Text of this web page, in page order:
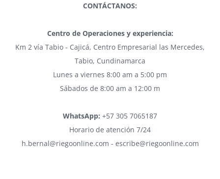
CONTÁCTANOS:
Centro de Operaciones y experiencia:
Km 2 vía Tabio - Cajicá, Centro Empresarial las Mercedes,
Tabio, Cundinamarca
Lunes a viernes 8:00 am a 5:00 pm
Sábados de 8:00 am a 12:00 m
WhatsApp: +57 305 7065187
Horario de atención 7/24
h.bernal@riegoonline.com - escribe@riegoonline.com